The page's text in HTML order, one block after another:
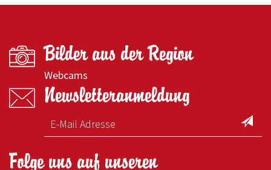
Bilder aus der Region
Webcams
Newsletteranmeldung
Folge uns auf unseren